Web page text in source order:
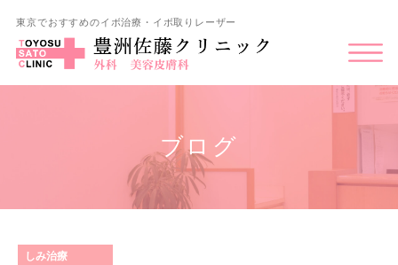
東京でおすすめのイボ治療・イボ取りレーザー
ブログ
しみ治療